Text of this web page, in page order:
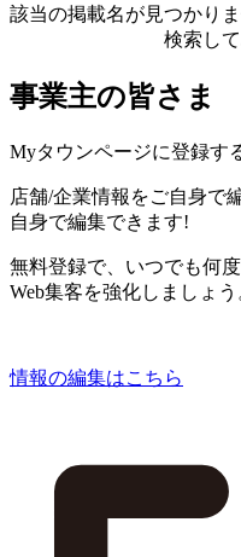
該当の掲載名が見つかり
検索し
事業主の皆さま
Myタウンページに登録す
店舗/企業情報をご自身で
自身で編集できます!
無料登録で、いつでも何
Web集客を強化しましょう
情報の編集はこちら